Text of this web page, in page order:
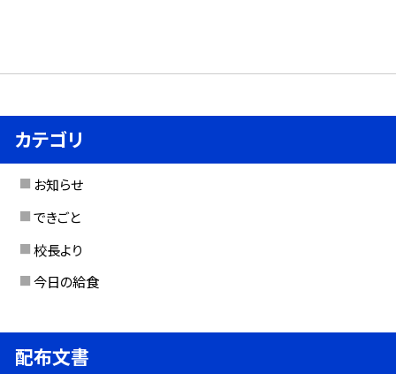
カテゴリ
お知らせ
できごと
校長より
今日の給食
配布文書